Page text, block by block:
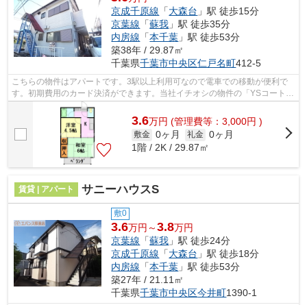
京成千原線 「大森台 」駅 徒歩15分
京葉線 「蘇我 」駅 徒歩35分
内房線 「本千葉 」駅 徒歩53分
築38年 / 29.87㎡
千葉県千葉市中央区仁戸名町412-5
こちらの物件はアパートです。3駅以上利用可なので電車での移動が便利で
す。初期費用のカード決済ができます。当社イチオシの物件の「YSコート
A」。ぜひ一度ご覧ください。エバンス ...
3.6万円 (管理費等：3,000円 )
敷金 0ヶ月 礼金 0ヶ月
1階 / 2K / 29.87㎡
賃貸 | アパート サニーハウスS
敷0
3.6万円～3.8万円
京葉線 「蘇我 」駅 徒歩24分
京成千原線 「大森台 」駅 徒歩18分
内房線 「本千葉 」駅 徒歩53分
築27年 / 21.11㎡
千葉県千葉市中央区今井町1390-1